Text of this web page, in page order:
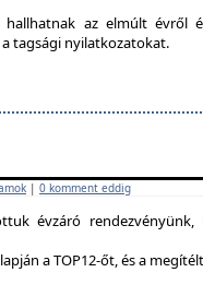
az elmúlt évről
tagsági nyilatkozatokat.
| 0 komment eddig
évzáró
a TOP12-őt, és a